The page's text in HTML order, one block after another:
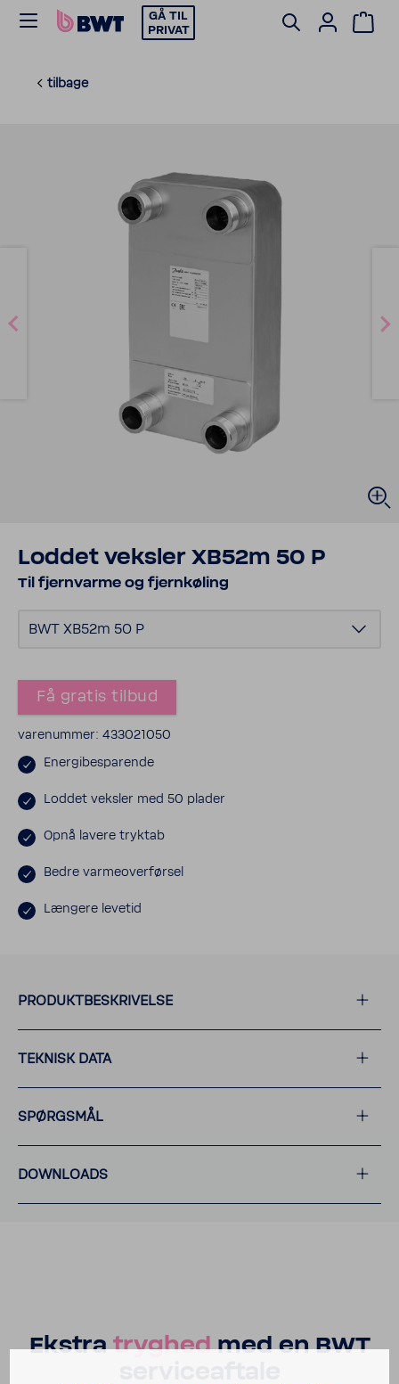
GÅ TIL
PRIVAT
tilbage
Loddet veksler XB52m 50 P
Til fjern­varme og fjer­n­køling
BWT XB52m 50 P
Få gratis tilbud
vare­nummer: 433021050
Ener­gibe­spa­rende
Loddet veksler med 50 plader
Opnå lavere tryktab
Bedre varme­over­førsel
Længere levetid
PRODUKT­BE­SKRI­VELSE
TEKNISK DATA
SPØRGSMÅL
DOWN­LOADS
Ekstratryghedmed en BWT